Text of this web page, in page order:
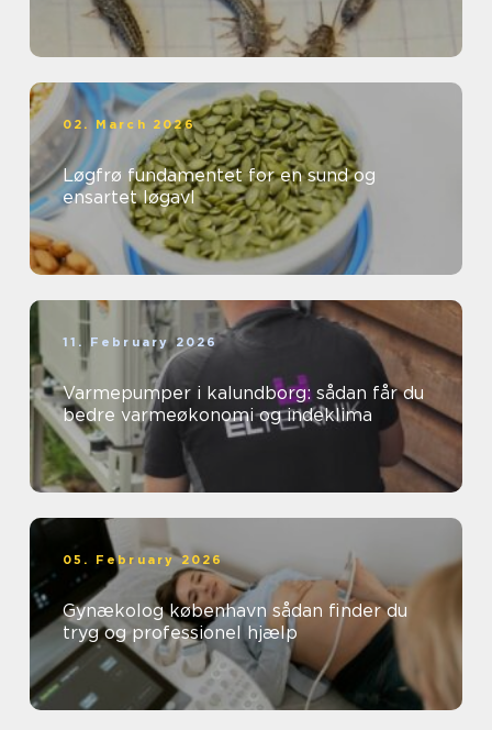
02. March 2026
Løgfrø fundamentet for en sund og
ensartet løgavl
11. February 2026
Varmepumper i kalundborg: sådan får du
bedre varmeøkonomi og indeklima
05. February 2026
Gynækolog københavn sådan finder du
tryg og professionel hjælp